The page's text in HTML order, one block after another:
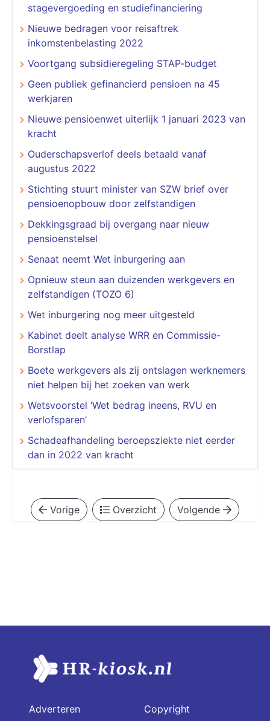
stagevergoeding en studiefinanciering
Nieuwe bedragen voor reisaftrek
inkomstenbelasting 2022
Voortgang subsidieregeling STAP-budget
Geen publiek gefinancierd pensioen na 45
werkjaren
Nieuwe pensioenwet uiterlijk 1 januari 2023 van
kracht
Ouderschapsverlof deels betaald vanaf
augustus 2022
Stichting stuurt minister van SZW brief over
pensioenopbouw door zelfstandigen
Dekkingsgraad bij overgang naar nieuw
pensioenstelsel
Senaat neemt Wet inburgering aan
Opnieuw steun aan duizenden werkgevers en
zelfstandigen (TOZO 6)
Wet inburgering nog meer uitgesteld
Kabinet deelt analyse WRR en Commissie-
Borstlap
Boete werkgevers als zij ontslagen werknemers
niet helpen bij het zoeken van werk
Wetsvoorstel ‘Wet bedrag ineens, RVU en
verlofsparen’
Schadeafhandeling beroepsziekte niet eerder
dan in 2022 van kracht
Vorige Overzicht Volgende
Adverteren Copyright